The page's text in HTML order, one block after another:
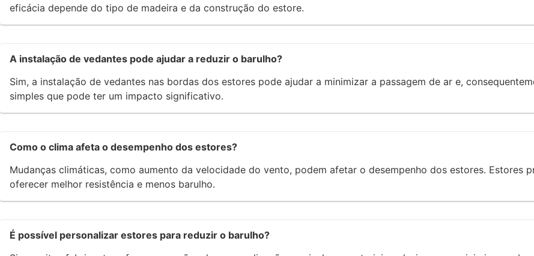
eficácia depende do tipo de madeira e da construção do estore.
A instalação de vedantes pode ajudar a reduzir o barulho?
Sim, a instalação de vedantes nas bordas dos estores pode ajudar a minimizar a passagem de ar e,
simples que pode ter um impacto significativo.
Como o clima afeta o desempenho dos estores?
Mudanças climáticas, como aumento da velocidade do vento, podem afetar o desempenho dos estores. Estores
oferecer melhor resistência e menos barulho.
É possível personalizar estores para reduzir o barulho?